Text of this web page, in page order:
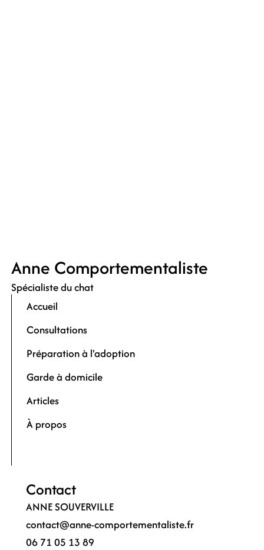
Anne Comportementaliste
Spécialiste du chat
Accueil
Consultations
Préparation à l'adoption
Garde à domicile
Articles
À propos
Contact
ANNE SOUVERVILLE
contact@anne-comportementaliste.fr
06 71 05 13 89